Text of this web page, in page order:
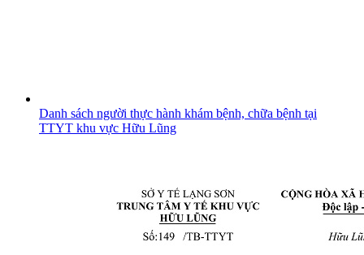
Danh sách người thực hành khám bệnh, chữa bệnh tại
TTYT khu vực Hữu Lũng